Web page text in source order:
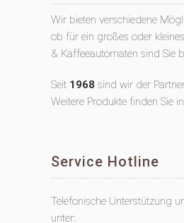
Wir bieten verschiedene
ob für ein großes oder
& Kaffeeautomaten sind Sie
Seit 1968 sind wir der
Weitere Produkte finden Sie
Service Hotline
Telefonische Unterstützung
unter: